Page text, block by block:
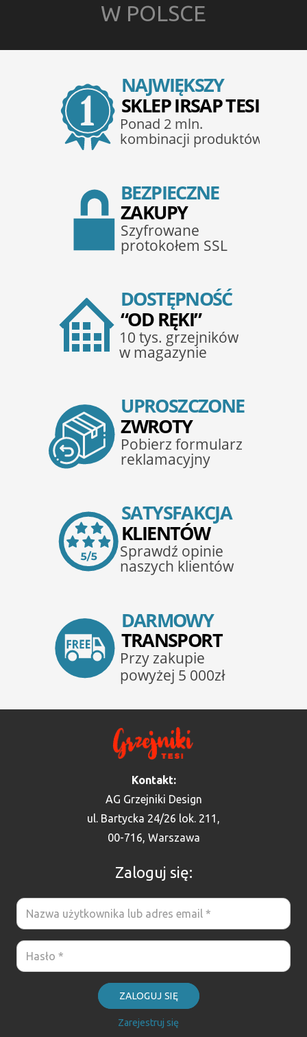
W POLSCE
Kontakt:
AG Grzejniki Design
ul. Bartycka 24/26 lok. 211,
00-716, Warszawa
Zaloguj się:
ZALOGUJ SIĘ
Zarejestruj się